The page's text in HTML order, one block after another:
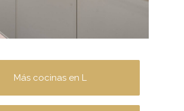
Más cocinas en L